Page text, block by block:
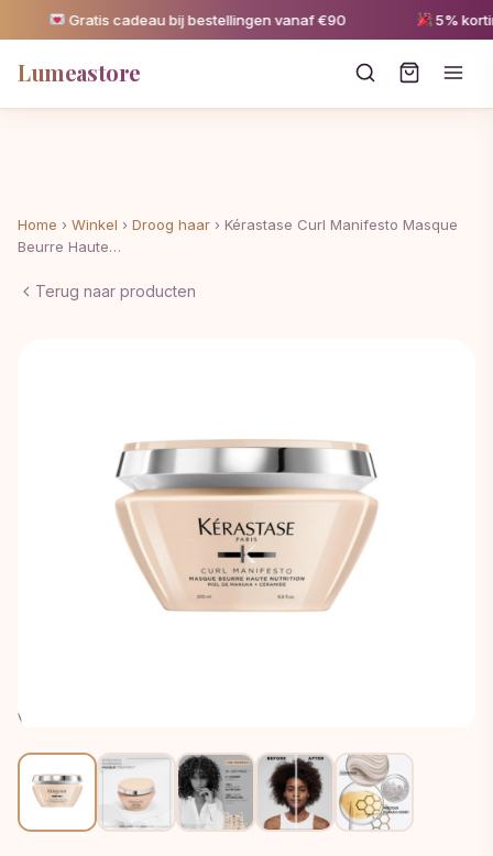
Gratis cadeau bij bestellingen vanaf €90 5% korting
Lumeastore
Home › Winkel › Droog haar › Kérastase Curl Manifesto Masque
Beurre Haute…
Terug naar producten